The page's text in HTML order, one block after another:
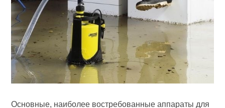
Основные, наиболее востребованные аппараты для